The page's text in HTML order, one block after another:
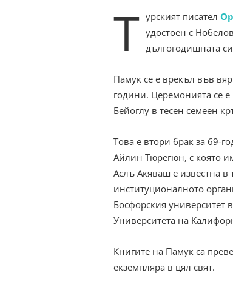
Т урският писател
удостоен с
дългогодишната
Памук се е врекъл във
години. Церемонията се
Бейоглу в тесен семеен
Това е втори брак за 69-
Айлин Тюрегюн, с която
Аслъ Акяваш е известна в
институционалното
Босфорския университет
Университета на
Книгите на Памук са
екземпляра в цял свят.